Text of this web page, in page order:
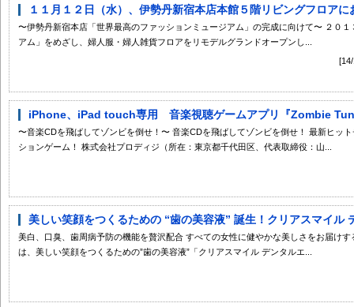
１１月１２日（水）、伊勢丹新宿本店本館５階リビングフロア
〜伊勢丹新宿本店「世界最高のファッションミュージアム」の完成に向けて〜 ２０
アム」をめざし、婦人服・婦人雑貨フロアをリモデルグランドオープンし...
iPhone、iPad touch専用 音楽視聴ゲームアプリ『Zombie
〜音楽CDを飛ばしてゾンビを倒せ！〜 音楽CDを飛ばしてゾンビを倒せ！ 最新ヒッ
ションゲーム！ 株式会社プロディジ（所在：東京都千代田区、代表取締役：山...
美しい笑顔をつくるための “歯の美容液” 誕生！クリアスマイル
美白、口臭、歯周病予防の機能を贅沢配合 すべての女性に健やかな美しさをお届け
は、美しい笑顔をつくるための”歯の美容液”「クリアスマイル デンタルエ...